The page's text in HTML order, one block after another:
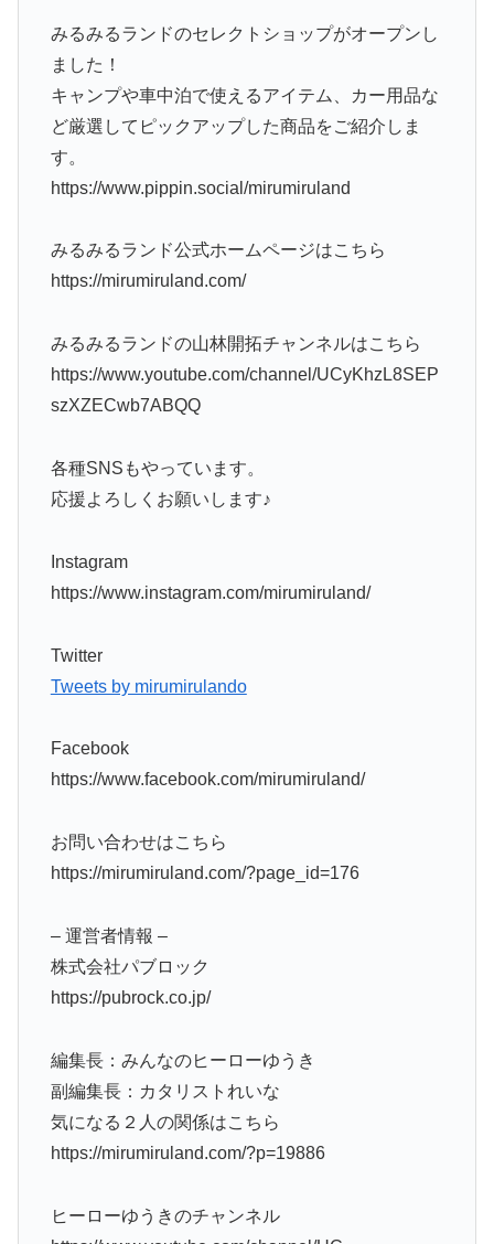
みるみるランドのセレクトショップがオープンし
ました！
キャンプや車中泊で使えるアイテム、カー用品な
ど厳選してピックアップした商品をご紹介しま
す。
https://www.pippin.social/mirumiruland
みるみるランド公式ホームページはこちら
https://mirumiruland.com/
みるみるランドの山林開拓チャンネルはこちら
https://www.youtube.com/channel/UCyKhzL8SEP
szXZECwb7ABQQ
各種SNSもやっています。
応援よろしくお願いします♪
Instagram
https://www.instagram.com/mirumiruland/
Twitter
Tweets by mirumirulando
Facebook
https://www.facebook.com/mirumiruland/
お問い合わせはこちら
https://mirumiruland.com/?page_id=176
– 運営者情報 –
株式会社パブロック
https://pubrock.co.jp/
編集長：みんなのヒーローゆうき
副編集長：カタリストれいな
気になる２人の関係はこちら
https://mirumiruland.com/?p=19886
ヒーローゆうきのチャンネル